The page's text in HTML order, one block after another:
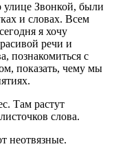
Звонкой, были
и словах. Всем
я хочу
речи и
познакомиться с
показать, чему мы
Там растут
слова.
неотвязные.